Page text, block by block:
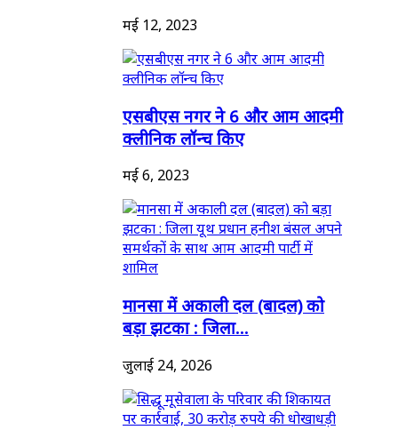
मई 12, 2023
एसबीएस नगर ने 6 और आम आदमी
क्लीनिक लॉन्च किए
मई 6, 2023
मानसा में अकाली दल (बादल) को
बड़ा झटका : जिला...
जुलाई 24, 2026